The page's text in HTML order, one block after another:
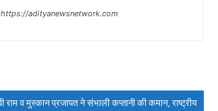
https://adityanewsnetwork.com